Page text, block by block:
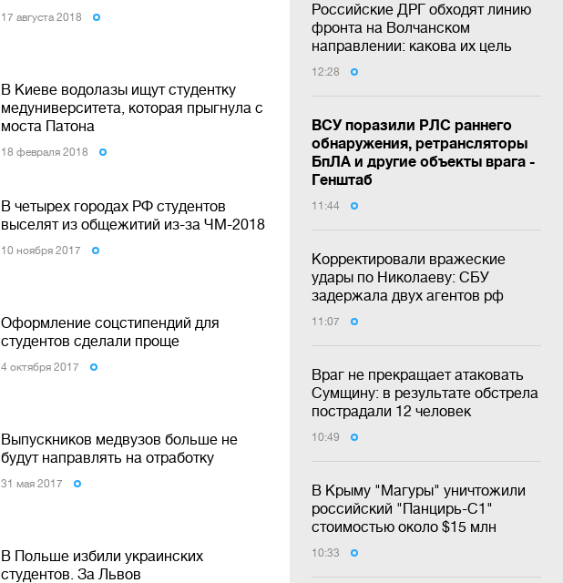
Российские ДРГ обходят линию
фронта на Волчанском
направлении: какова их цель
12:28
ВСУ поразили РЛС раннего
обнаружения, ретрансляторы
БпЛА и другие объекты врага -
Генштаб
11:44
Корректировали вражеские
удары по Николаеву: СБУ
задержала двух агентов рф
11:07
Враг не прекращает атаковать
Сумщину: в результате обстрела
пострадали 12 человек
10:49
В Крыму "Магуры" уничтожили
российский "Панцирь-С1"
стоимостью около $15 млн
10:33
17 августа 2018
В Киеве водолазы ищут студентку
медуниверситета, которая прыгнула с
моста Патона
18 февраля 2018
В четырех городах РФ студентов
выселят из общежитий из-за ЧМ-2018
10 ноября 2017
Оформление соцстипендий для
студентов сделали проще
4 октября 2017
Выпускников медвузов больше не
будут направлять на отработку
31 мая 2017
В Польше избили украинских
студентов. За Львов